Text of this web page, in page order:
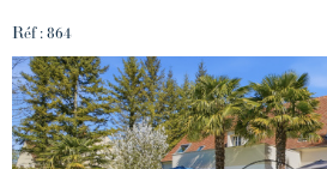
Réf : 864